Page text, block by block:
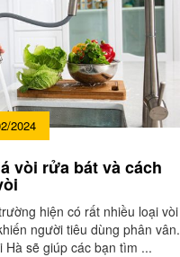
2024
vòi rửa bát và cách
hiện có rất nhiều loại vòi
người tiêu dùng phân vân.
Hà sẽ giúp các bạn tìm ...